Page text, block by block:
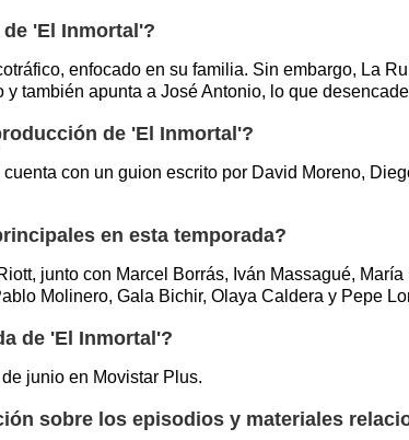
'El Inmortal'?
enfocado en su familia. Sin embargo, La
también apunta a José Antonio, lo que
de 'El Inmortal'?
con un guion escrito por David Moreno,
en esta temporada?
junto con Marcel Borrás, Iván Massagué,
Molinero, Gala Bichir, Olaya Caldera y Pepe
de 'El Inmortal'?
junio en Movistar Plus.
sobre los episodios y materiales